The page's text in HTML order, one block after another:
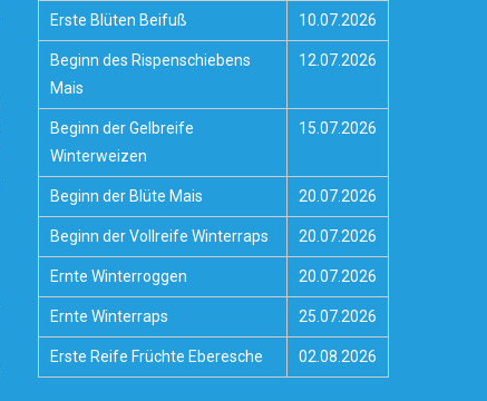
Erste Blüten Beifuß 10.07.2026
Beginn des Rispenschiebens
Mais
12.07.2026
Beginn der Gelbreife
Winterweizen
15.07.2026
Beginn der Blüte Mais 20.07.2026
Beginn der Vollreife Winterraps 20.07.2026
Ernte Winterroggen 20.07.2026
Ernte Winterraps 25.07.2026
Erste Reife Früchte Eberesche 02.08.2026